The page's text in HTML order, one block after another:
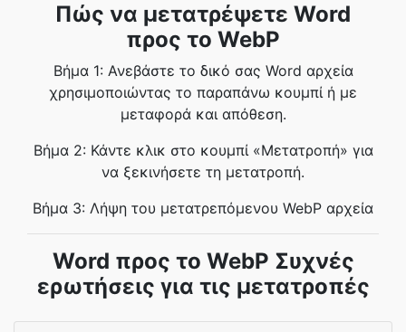
Πώς να μετατρέψετε Word
προς το WebP
Βήμα 1: Ανεβάστε το δικό σας Word αρχεία
χρησιμοποιώντας το παραπάνω κουμπί ή με
μεταφορά και απόθεση.
Βήμα 2: Κάντε κλικ στο κουμπί «Μετατροπή» για
να ξεκινήσετε τη μετατροπή.
Βήμα 3: Λήψη του μετατρεπόμενου WebP αρχεία
Word προς το WebP Συχνές
ερωτήσεις για τις μετατροπές